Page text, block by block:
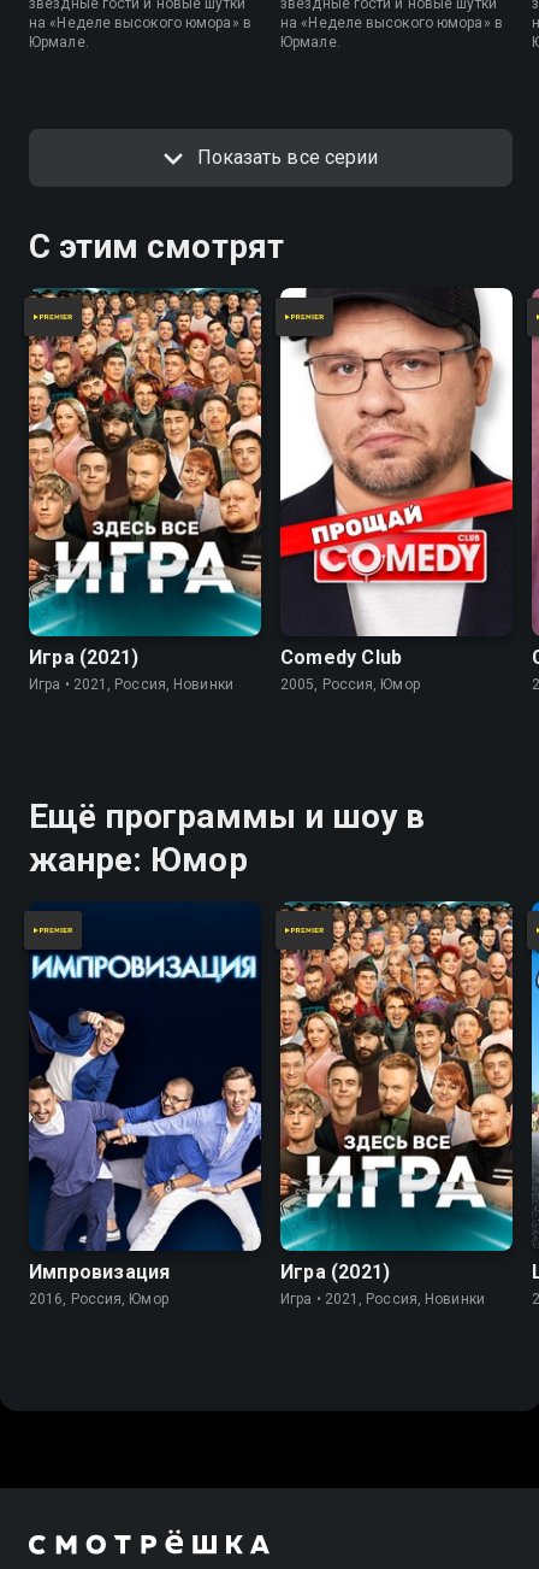
на «Неделе высокого юмора» в
Юрмале.
на «Неделе высокого юмора» в
Юрмале.
Показать все серии
С этим смотрят
7.8
Игра (2021)
Игра • 2021, Россия, Новинки
Comedy Club
2005, Россия, Юмор
Ещё программы и шоу в
жанре: Юмор
Импровизация
2016, Россия, Юмор
7.8
Игра (2021)
Игра • 2021, Россия, Новинки